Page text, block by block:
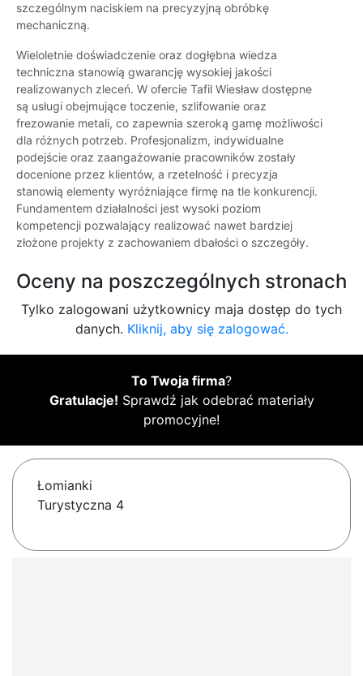
szczególnym naciskiem na precyzyjną obróbkę
mechaniczną.
Wieloletnie doświadczenie oraz dogłębna wiedza
techniczna stanowią gwarancję wysokiej jakości
realizowanych zleceń. W ofercie Tafil Wiesław dostępne
są usługi obejmujące toczenie, szlifowanie oraz
frezowanie metali, co zapewnia szeroką gamę możliwości
dla różnych potrzeb. Profesjonalizm, indywidualne
podejście oraz zaangażowanie pracowników zostały
docenione przez klientów, a rzetelność i precyzja
stanowią elementy wyróżniające firmę na tle konkurencji.
Fundamentem działalności jest wysoki poziom
kompetencji pozwalający realizować nawet bardziej
złożone projekty z zachowaniem dbałości o szczegóły.
Oceny na poszczególnych stronach
Tylko zalogowani użytkownicy maja dostęp do tych
danych. Kliknij, aby się zalogować.
To Twoja firma?
Gratulacje! Sprawdź jak odebrać materiały
promocyjne!
Łomianki
Turystyczna 4